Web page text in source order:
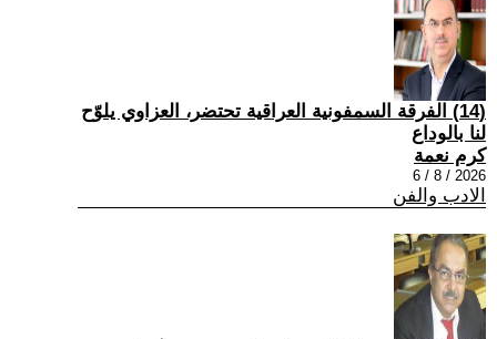
(14) الفرقة السمفونية العراقية تحتضر، العزاوي يلوّح
لنا بالوداع
كرم نعمة
2026 / 8 / 6
الادب والفن